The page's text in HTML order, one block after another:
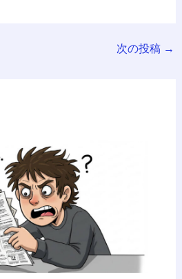
次の投稿 →